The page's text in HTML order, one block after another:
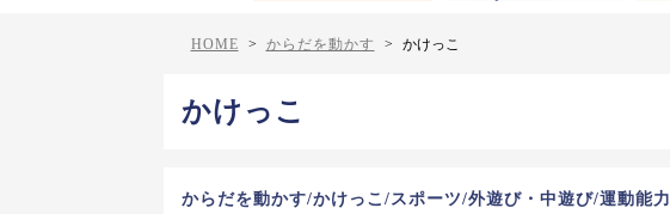
HOME > からだを動かす > かけっこ
かけっこ
からだを動かす/かけっこ/スポーツ/外遊び・中遊び/運動能力